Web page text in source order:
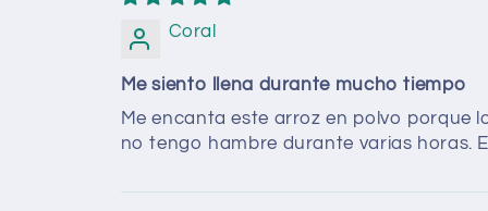
Coral
Me siento llena durante mucho tiempo
Me encanta este arroz en polvo porque
no tengo hambre durante varias horas.